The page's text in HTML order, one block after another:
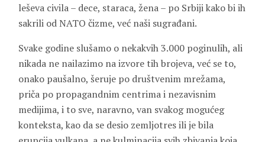
leševa civila – dece, staraca, žena – po Srbiji kako bi ih
sakrili od NATO čizme, već naši sugrađani.
Svake godine slušamo o nekakvih 3.000 poginulih, ali
nikada ne nailazimo na izvore tih brojeva, već se to,
onako paušalno, šeruje po društvenim mrežama,
priča po propagandnim centrima i nezavisnim
medijima, i to sve, naravno, van svakog mogućeg
konteksta, kao da se desio zemljotres ili je bila